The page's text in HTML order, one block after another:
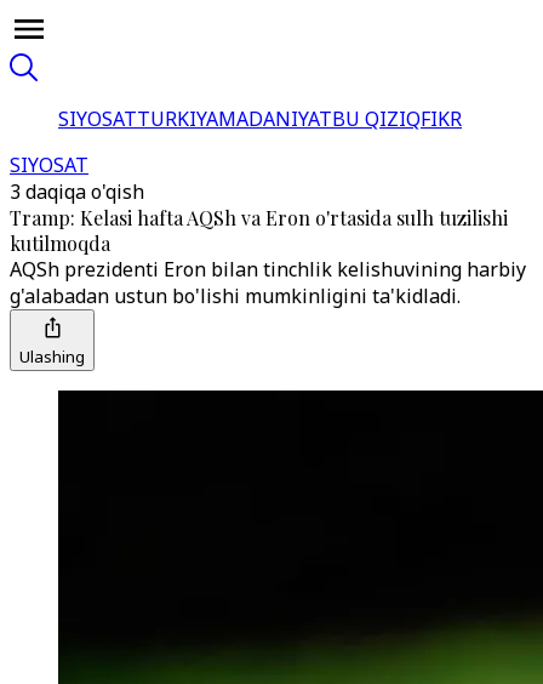
SIYOSATTURKIYAMADANIYATBU QIZIQFIKR
SIYOSAT
3 daqiqa o'qish
Tramp: Kelasi hafta AQSh va Eron o'rtasida sulh tuzilishi
kutilmoqda
AQSh prezidenti Eron bilan tinchlik kelishuvining harbiy
g'alabadan ustun bo'lishi mumkinligini ta'kidladi.
Ulashing